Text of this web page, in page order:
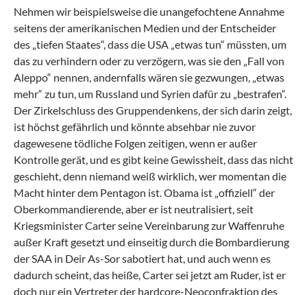
Nehmen wir beispielsweise die unangefochtene Annahme
seitens der amerikanischen Medien und der Entscheider
des „tiefen Staates“, dass die USA „etwas tun“ müssten, um
das zu verhindern oder zu verzögern, was sie den „Fall von
Aleppo“ nennen, andernfalls wären sie gezwungen, „etwas
mehr“ zu tun, um Russland und Syrien dafür zu „bestrafen“.
Der Zirkelschluss des Gruppendenkens, der sich darin zeigt,
ist höchst gefährlich und könnte absehbar nie zuvor
dagewesene tödliche Folgen zeitigen, wenn er außer
Kontrolle gerät, und es gibt keine Gewissheit, dass das nicht
geschieht, denn niemand weiß wirklich, wer momentan die
Macht hinter dem Pentagon ist. Obama ist „offiziell“ der
Oberkommandierende, aber er ist neutralisiert, seit
Kriegsminister Carter seine Vereinbarung zur Waffenruhe
außer Kraft gesetzt und einseitig durch die Bombardierung
der SAA in Deir As-Sor sabotiert hat, und auch wenn es
dadurch scheint, das heiße, Carter sei jetzt am Ruder, ist er
doch nur ein Vertreter der hardcore-Neoconfraktion des